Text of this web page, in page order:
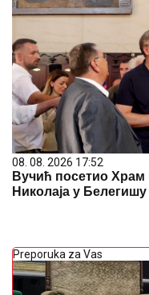
08. 08. 2026 17:52
Вучић посетио Храм
Николаја у Белегишу
Preporuka za Vas